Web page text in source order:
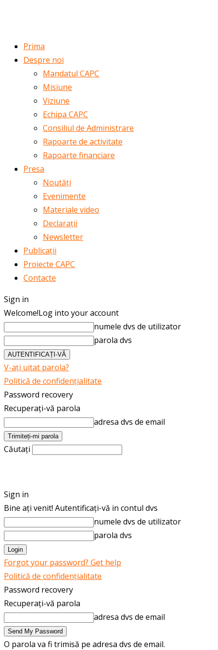
Prima
Despre noi
Mandatul CAPC
Misiune
Viziune
Echipa CAPC
Consiliul de Administrare
Rapoarte de activitate
Rapoarte financiare
Presa
Noutăți
Evenimente
Materiale video
Declarații
Newsletter
Publicații
Proiecte CAPC
Contacte
Sign in
Welcome!Log into your account
numele dvs de utilizator
parola dvs
V-ați uitat parola?
Politică de confidențialitate
Password recovery
Recuperați-vă parola
adresa dvs de email
Căutați
Sign in
Bine ați venit! Autentificați-vă in contul dvs
numele dvs de utilizator
parola dvs
Forgot your password? Get help
Politică de confidențialitate
Password recovery
Recuperați-vă parola
adresa dvs de email
O parola va fi trimisă pe adresa dvs de email.